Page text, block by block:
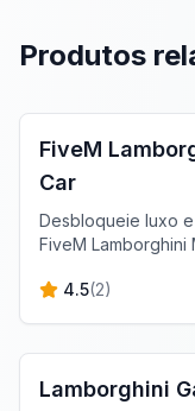
Produtos
FiveM
Car
Desbloqueie luxo
FiveM Lamborghini
4.5(2)
FiveM Carros
Lamborghini